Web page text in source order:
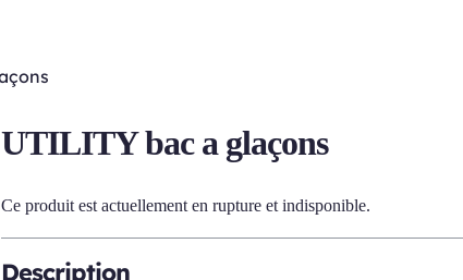
UTILITY bac a glaçons
Ce produit est actuellement en rupture et indisponible.
Description